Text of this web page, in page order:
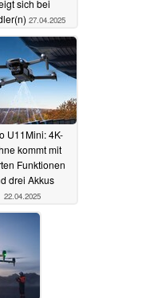
sich bei
27.04.2025
U11Mini: 4K-
kommt mit
Funktionen
drei Akkus
22.04.2025